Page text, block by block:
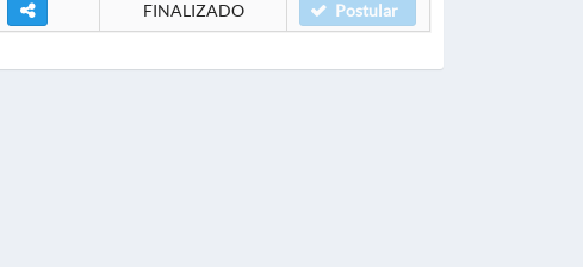
FINALIZADO Postular